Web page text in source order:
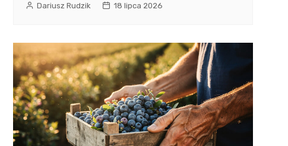
Dariusz Rudzik 18 lipca 2026